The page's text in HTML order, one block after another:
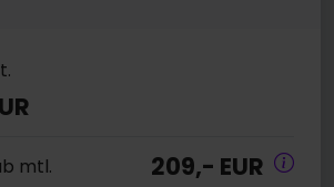
mtl. 209,- EUR